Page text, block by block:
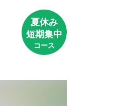
夏休み
短期集中
コース